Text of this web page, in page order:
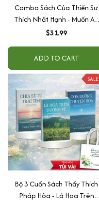
Combo Sách Của Thiền Sư
Thích Nhất Hạnh - Muốn An
Được An và Con Đường
$31.99
ADD TO CART
SALE
Bộ 3 Cuốn Sách Thầy Thích
Pháp Hòa - Lá Hoa Trên